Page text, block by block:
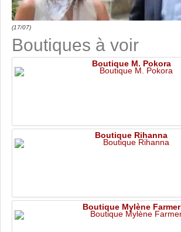
(17/07)
Boutiques à voir
Boutique M. Pokora
Boutique Rihanna
Boutique Mylène Farmer